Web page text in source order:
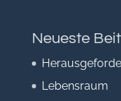
Neueste
Lebensraum